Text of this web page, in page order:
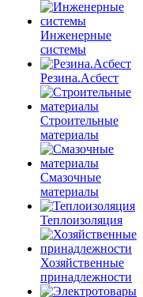
Инженерные
системы
Резина.Асбест
Строительные
материалы
Смазочные
материалы
Теплоизоляция
Хозяйственные
принадлежности